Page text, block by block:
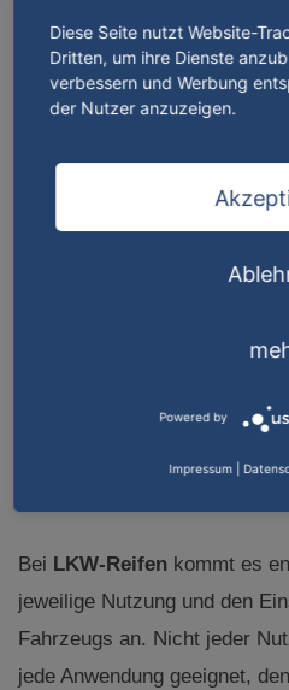
Anfrage &
und
Augustdorf, Lemgo, Schloß
eine professionelle Montage?
Bei LKW-Reifen kommt es
jeweilige Nutzung und den
Fahrzeugs an. Nicht jeder
jede Anwendung geeignet,
Diese Seite nutzt Website-
Dritten, um ihre Dienste
verbessern und Werbung
der Nutzer anzuzeigen.
Powered by
Impressum